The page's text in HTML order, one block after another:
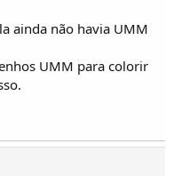
ainda não havia UMM
UMM para colorir